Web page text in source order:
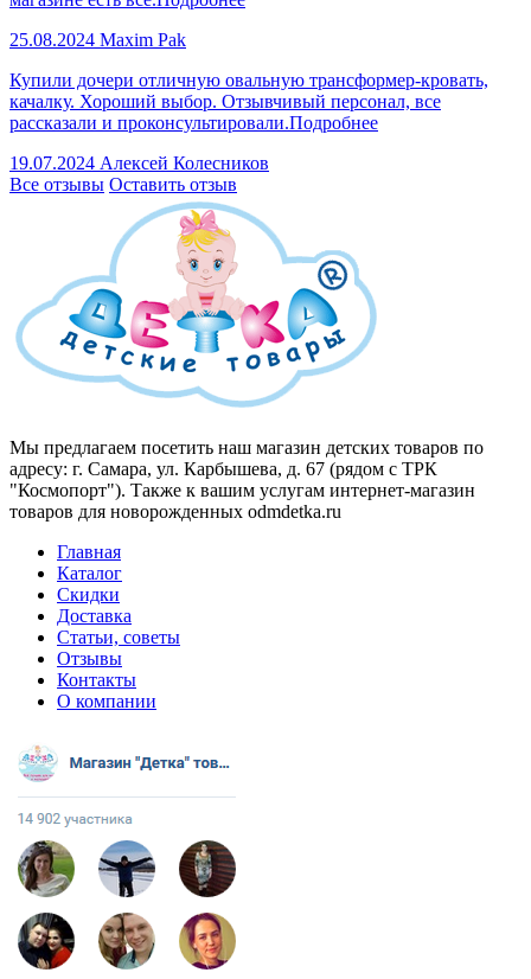
25.08.2024 Maxim Pak
Купили дочери отличную овальную трансформер-кровать,
качалку. Хороший выбор. Отзывчивый персонал, все
рассказали и проконсультировали.Подробнее
19.07.2024 Алексей Колесников
Все отзывы Оставить отзыв
Мы предлагаем посетить наш магазин детских товаров по
адресу: г. Самара, ул. Карбышева, д. 67 (рядом с ТРК
"Космопорт"). Также к вашим услугам интернет-магазин
товаров для новорожденных odmdetka.ru
Главная
Каталог
Скидки
Доставка
Статьи, советы
Отзывы
Контакты
О компании